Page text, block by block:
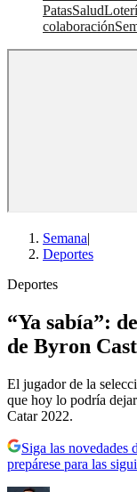
PatasSalud
colaboración
Semana|
Deportes
Deportes
“Ya sabía”:
de Byron
El jugador de la
que hoy lo podría
Catar 2022.
Siga las novedades
prepárese para las